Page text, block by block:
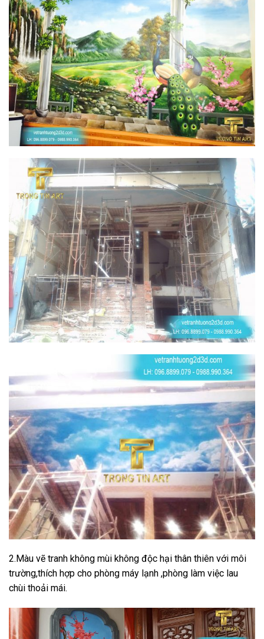
2.Màu vẽ tranh không mùi không độc hại thân thiên với môi
trường,thích hợp cho phòng máy lạnh ,phòng làm việc lau
chùi thoải mái.